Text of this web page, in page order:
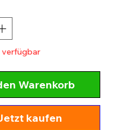
verfügbar
Warenkorb
kaufen